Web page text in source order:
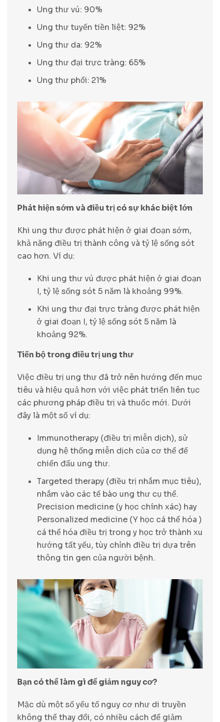
Ung thư vú: 90%
Ung thư tuyến tiền liệt: 92%
Ung thư da: 92%
Ung thư đại trực tràng: 65%
Ung thư phổi: 21%
Phát hiện sớm và điều trị có sự khác biệt lớn
Khi ung thư được phát hiện ở giai đoạn sớm,
khả năng điều trị thành công và tỷ lệ sống sót
cao hơn. Ví dụ:
Khi ung thư vú được phát hiện ở giai đoạn
I, tỷ lệ sống sót 5 năm là khoảng 99%.
Khi ung thư đại trực tràng được phát hiện
ở giai đoạn I, tỷ lệ sống sót 5 năm là
khoảng 92%.
Tiến bộ trong điều trị ung thư
Việc điều trị ung thư đã trở nên hướng đến mục
tiêu và hiệu quả hơn với việc phát triển liên tục
các phương pháp điều trị và thuốc mới. Dưới
đây là một số ví dụ:
Immunotherapy (điều trị miễn dịch), sử
dụng hệ thống miễn dịch của cơ thể để
chiến đấu ung thư.
Targeted therapy (điều trị nhắm mục tiêu),
nhắm vào các tế bào ung thư cụ thể.
Precision medicine (y học chính xác) hay
Personalized medicine (Y học cá thể hóa )
cá thể hóa điều trị trong y học trở thành xu
hướng tất yếu, tùy chỉnh điều trị dựa trên
thông tin gen của người bệnh.
Bạn có thể làm gì để giảm nguy cơ?
Mặc dù một số yếu tố nguy cơ như di truyền
không thể thay đổi, có nhiều cách để giảm